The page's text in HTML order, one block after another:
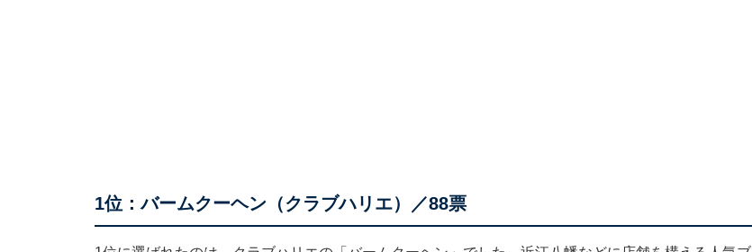
1位：バームクーヘン（クラブハリエ）／88票